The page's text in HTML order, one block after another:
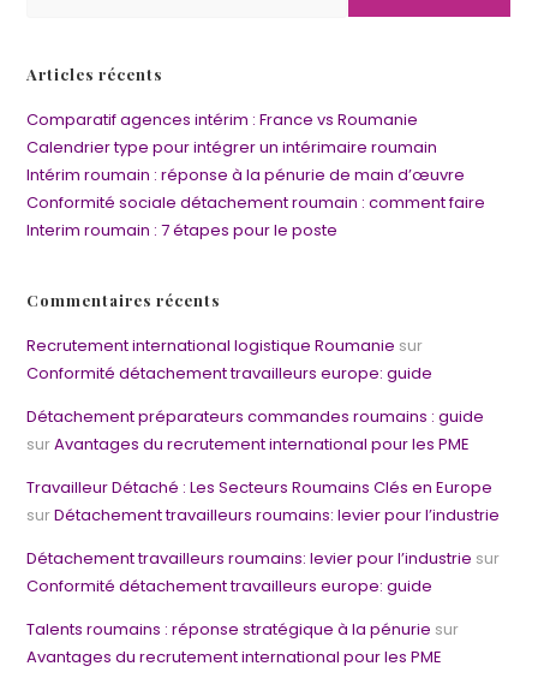
Articles récents
Comparatif agences intérim : France vs Roumanie
Calendrier type pour intégrer un intérimaire roumain
Intérim roumain : réponse à la pénurie de main d’œuvre
Conformité sociale détachement roumain : comment faire
Interim roumain : 7 étapes pour le poste
Commentaires récents
Recrutement international logistique Roumanie sur
Conformité détachement travailleurs europe: guide
Détachement préparateurs commandes roumains : guide
surAvantages du recrutement international pour les PME
Travailleur Détaché : Les Secteurs Roumains Clés en Europe
surDétachement travailleurs roumains: levier pour l’industrie
Détachement travailleurs roumains: levier pour l’industrie sur
Conformité détachement travailleurs europe: guide
Talents roumains : réponse stratégique à la pénurie sur
Avantages du recrutement international pour les PME